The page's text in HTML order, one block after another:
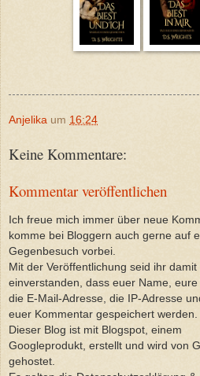
Anjelika um 16:24
Keine Kommentare:
Kommentar veröffentlichen
Ich freue mich immer über neue
komme bei Bloggern auch gerne auf
Gegenbesuch vorbei.
Mit der Veröffentlichung seid ihr damit
einverstanden, dass euer Name, eure
die E-Mail-Adresse, die IP-Adresse
euer Kommentar gespeichert werden.
Dieser Blog ist mit Blogspot, einem
Googleprodukt, erstellt und wird von
gehostet.